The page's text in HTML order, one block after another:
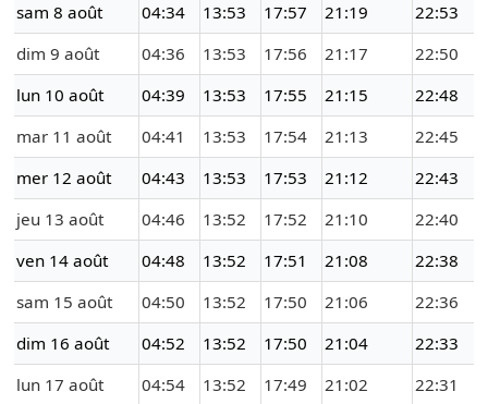
sam 8 août
04:34 13:53 17:57 21:19
22:53
dim 9 août
04:36 13:53 17:56 21:17
22:50
lun 10 août
04:39 13:53 17:55 21:15
22:48
mar 11 août
04:41 13:53 17:54 21:13
22:45
mer 12 août
04:43 13:53 17:53 21:12
22:43
jeu 13 août
04:46 13:52 17:52 21:10
22:40
ven 14 août
04:48 13:52 17:51 21:08
22:38
sam 15 août
04:50 13:52 17:50 21:06
22:36
dim 16 août
04:52 13:52 17:50 21:04
22:33
lun 17 août
04:54 13:52 17:49 21:02
22:31